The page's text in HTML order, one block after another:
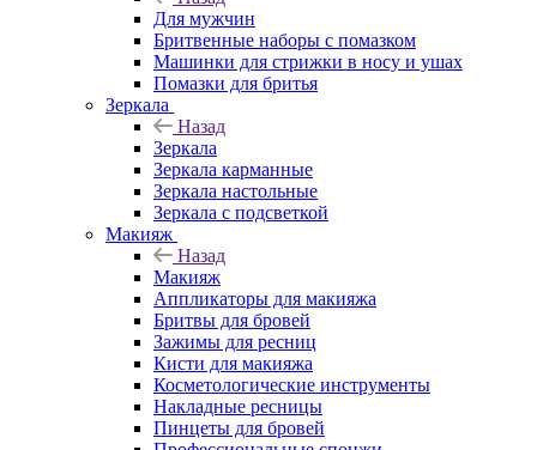
Для мужчин
Бритвенные наборы с помазком
Машинки для стрижки в носу и ушах
Помазки для бритья
Зеркала
Назад
Зеркала
Зеркала карманные
Зеркала настольные
Зеркала с подсветкой
Макияж
Назад
Макияж
Аппликаторы для макияжа
Бритвы для бровей
Зажимы для ресниц
Кисти для макияжа
Косметологические инструменты
Накладные ресницы
Пинцеты для бровей